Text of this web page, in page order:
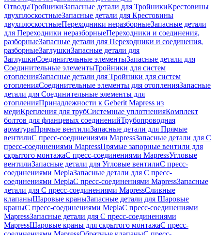
ОтводыТройникиЗапасные детали для ТройникиКрестовины
двухплоскостныеЗапасные детали для Крестовины
двухплоскостныеПереходники неразборныеЗапасные детали
для Переходники неразборныеПереходники и соединения,
разборныеЗапасные детали для Переходники и соединения,
разборныеЗаглушкиЗапасные детали для
ЗаглушкиСоединительные элементыЗапасные детали для
Соединительные элементыТройники для систем
отопленияЗапасные детали для Тройники для систем
отопленияСоединительные элементы для отопленияЗапасные
детали для Соединительные элементы для
отопленияПринадлежности к Geberit Mapress из
медиКрепления для трубСистемные уплотненияКомплект
болтов для фланцевых соединенийТрубопроводная
арматураПрямые вентилиЗапасные детали для Прямые
вентилиС пресс-соединениями MapressЗапасные детали для С
пресс-соединениями MapressПрямые запорные вентили для
скрытого монтажаС пресс-соединениями MapressУгловые
вентилиЗапасные детали для Угловые вентилиС пресс-
соединениями MeplaЗапасные детали для С пресс-
соединениями MeplaС пресс-соединениями MapressЗапасные
детали для С пресс-соединениями MapressСливные
клапаныШаровые краныЗапасные детали для Шаровые
краныС пресс-соединениями MeplaС пресс-соединениями
MapressЗапасные детали для С пресс-соединениями
MapressШаровые краны для скрытого монтажаС пресс-